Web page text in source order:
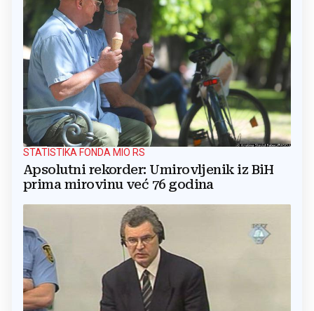
STATISTIKA FONDA MIO RS
Apsolutni rekorder: Umirovljenik iz BiH
prima mirovinu već 76 godina